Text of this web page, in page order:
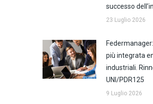
successo
23 Luglio 2026
più integrata
industriali.
UNI/PDR125
9 Luglio 2026